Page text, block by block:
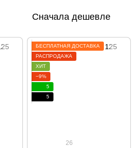
Сначала дешевле
БЕСПЛАТНАЯ ДОСТАВКА
РАСПРОДАЖА
ХИТ
−9%
5
5
26